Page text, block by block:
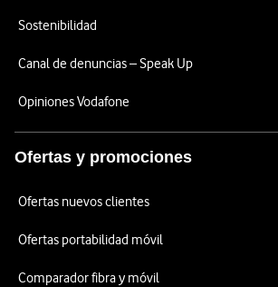
Sostenibilidad
Canal de denuncias – Speak Up
Opiniones Vodafone
Ofertas y promociones
Ofertas nuevos clientes
Ofertas portabilidad móvil
Comparador fibra y móvil